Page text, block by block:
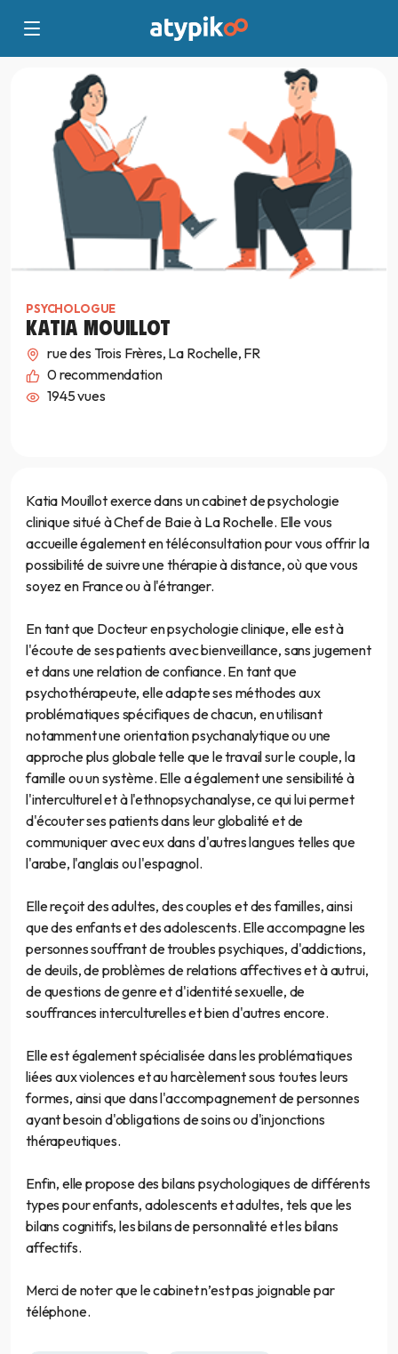
PSYCHOLOGUE
KATIA MOUILLOT
rue des Trois Frères, La Rochelle, FR
0recommendation
1945 vues
Katia Mouillot exerce dans un cabinet de psychologie
clinique situé à Chef de Baie à La Rochelle. Elle vous
accueille également en téléconsultation pour vous offrir la
possibilité de suivre une thérapie à distance, où que vous
soyez en France ou à l'étranger.
En tant que Docteur en psychologie clinique, elle est à
l'écoute de ses patients avec bienveillance, sans jugement
et dans une relation de confiance. En tant que
psychothérapeute, elle adapte ses méthodes aux
problématiques spécifiques de chacun, en utilisant
notamment une orientation psychanalytique ou une
approche plus globale telle que le travail sur le couple, la
famille ou un système. Elle a également une sensibilité à
l'interculturel et à l'ethnopsychanalyse, ce qui lui permet
d'écouter ses patients dans leur globalité et de
communiquer avec eux dans d'autres langues telles que
l'arabe, l'anglais ou l'espagnol.
Elle reçoit des adultes, des couples et des familles, ainsi
que des enfants et des adolescents. Elle accompagne les
personnes souffrant de troubles psychiques, d'addictions,
de deuils, de problèmes de relations affectives et à autrui,
de questions de genre et d'identité sexuelle, de
souffrances interculturelles et bien d'autres encore.
Elle est également spécialisée dans les problématiques
liées aux violences et au harcèlement sous toutes leurs
formes, ainsi que dans l'accompagnement de personnes
ayant besoin d'obligations de soins ou d'injonctions
thérapeutiques.
Enfin, elle propose des bilans psychologiques de différents
types pour enfants, adolescents et adultes, tels que les
bilans cognitifs, les bilans de personnalité et les bilans
affectifs.
Merci de noter que le cabinet n’est pas joignable par
téléphone.